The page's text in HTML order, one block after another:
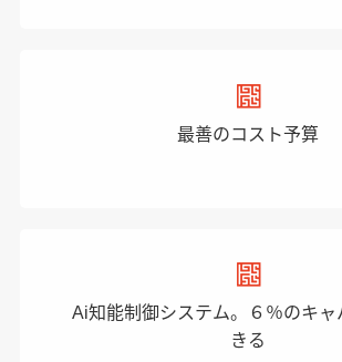
最善のコスト予算
Ai知能制御システム。６％のキャ
きる